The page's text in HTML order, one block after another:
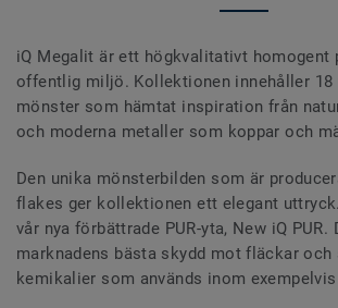
iQ Megalit är ett högkvalitativt homogent
offentlig miljö. Kollektionen innehåller 18
mönster som hämtat inspiration från
och moderna metaller som koppar och
Den unika mönsterbilden som är
flakes ger kollektionen ett elegant
vår nya förbättrade PUR-yta, New iQ PUR.
marknadens bästa skydd mot fläckar
kemikalier som används inom